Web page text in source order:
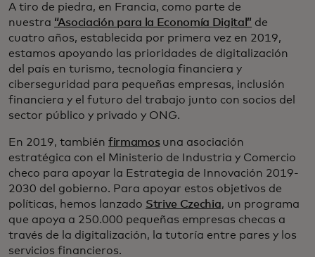
A tiro de piedra, en Francia, como parte de
nuestra “Asociación para la Economía Digital” de
cuatro años, establecida por primera vez en 2019,
estamos apoyando las prioridades de digitalización
del país en turismo, tecnología financiera y
ciberseguridad para pequeñas empresas, inclusión
financiera y el futuro del trabajo junto con socios del
sector público y privado y ONG.
En 2019, también firmamosuna asociación
estratégica con el Ministerio de Industria y Comercio
checo para apoyar la Estrategia de Innovación 2019-
2030 del gobierno. Para apoyar estos objetivos de
políticas, hemos lanzado Strive Czechia, un programa
que apoya a 250.000 pequeñas empresas checas a
través de la digitalización, la tutoría entre pares y los
servicios financieros.